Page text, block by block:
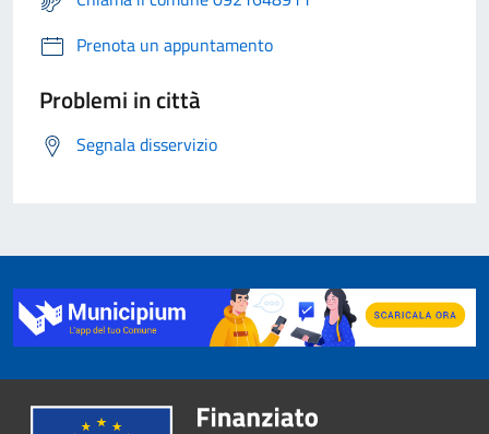
Prenota un appuntamento
Problemi in città
Segnala disservizio